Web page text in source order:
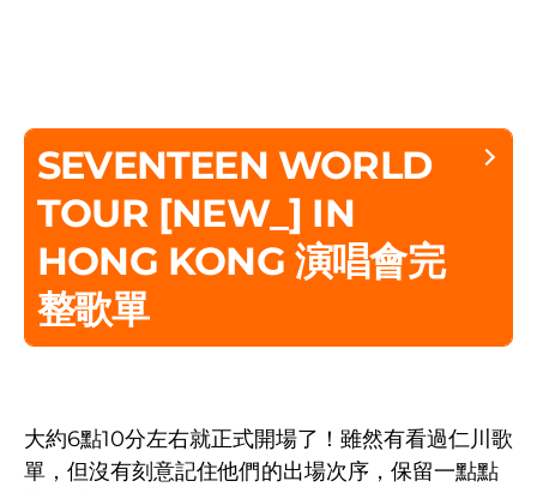
SEVENTEEN WORLD
TOUR [NEW_] IN
HONG KONG 演唱會完
整歌單
大約6點10分左右就正式開場了！雖然有看過仁川歌
單，但沒有刻意記住他們的出場次序，保留一點點